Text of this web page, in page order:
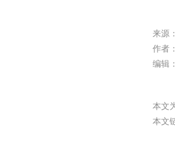
来源
作者
编辑
本文
本文